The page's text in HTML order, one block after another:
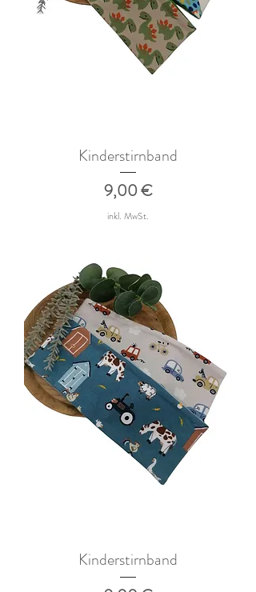
Kinderstirnband
Preis
9,00 €
inkl. MwSt.
Kinderstirnband